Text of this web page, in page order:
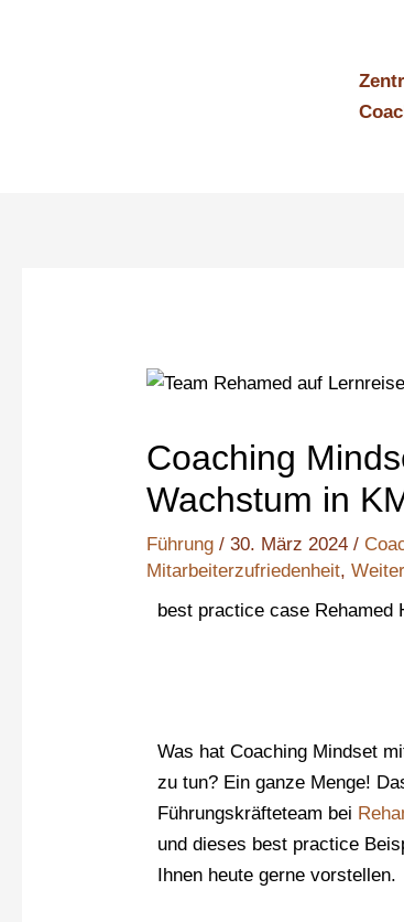
Coaching
Wachstum in
Führung /30. März 2024/
Mitarbeiterzufriedenheit,
best practice case Rehamed
Was hat Coaching Mindset
zu tun? Ein ganze Menge!
Führungskräfteteam bei
und dieses best practice
Ihnen heute gerne vorstellen.